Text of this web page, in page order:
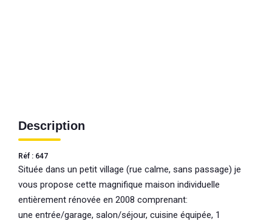
Description
Réf : 647
Située dans un petit village (rue calme, sans passage) je
vous propose cette magnifique maison individuelle
entièrement rénovée en 2008 comprenant:
une entrée/garage, salon/séjour, cuisine équipée, 1